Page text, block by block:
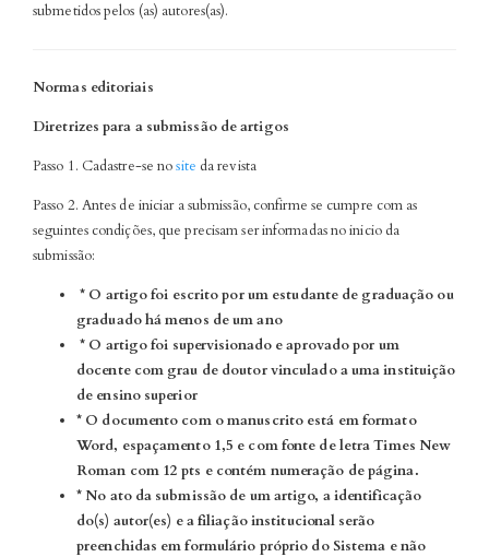
submetidos pelos (as) autores(as).
Normas editoriais
Diretrizes para a submissão de artigos
Passo 1. Cadastre-se nosite da revista
Passo 2. Antes de iniciar a submissão, confirme se cumpre com as
seguintes condições, que precisam ser informadas no inicio da
submissão:
* O artigo foi escrito por um estudante de graduação ou
graduado há menos de um ano
* O artigo foi supervisionado e aprovado por um
docente com grau de doutor vinculado a uma instituição
de ensino superior
* O documento com o manuscrito está em formato
Word, espaçamento 1,5 e com fonte de letra Times New
Roman com 12 pts e contém numeração de página.
* No ato da submissão de um artigo, a identificação
do(s) autor(es) e a filiação institucional serão
preenchidas em formulário próprio do Sistema e não